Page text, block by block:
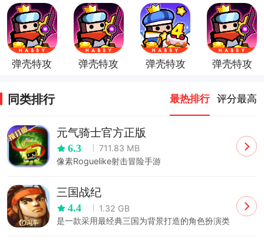
版
弹壳特攻
弹壳特攻
弹壳特攻
弹壳特攻
同类排行 最热排行 评分最高
元气骑士官方正版
6.3
711.83 MB
像素Roguelike射击冒险手游
三国战纪
4.4
1.32 GB
是一款采用最经典三国为背景打造的角色扮演类